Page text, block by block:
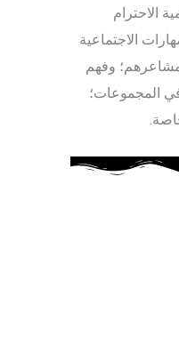
الاحترام
الاجتماعية
مشاعرهم؛ وفهم
المجموعات؛